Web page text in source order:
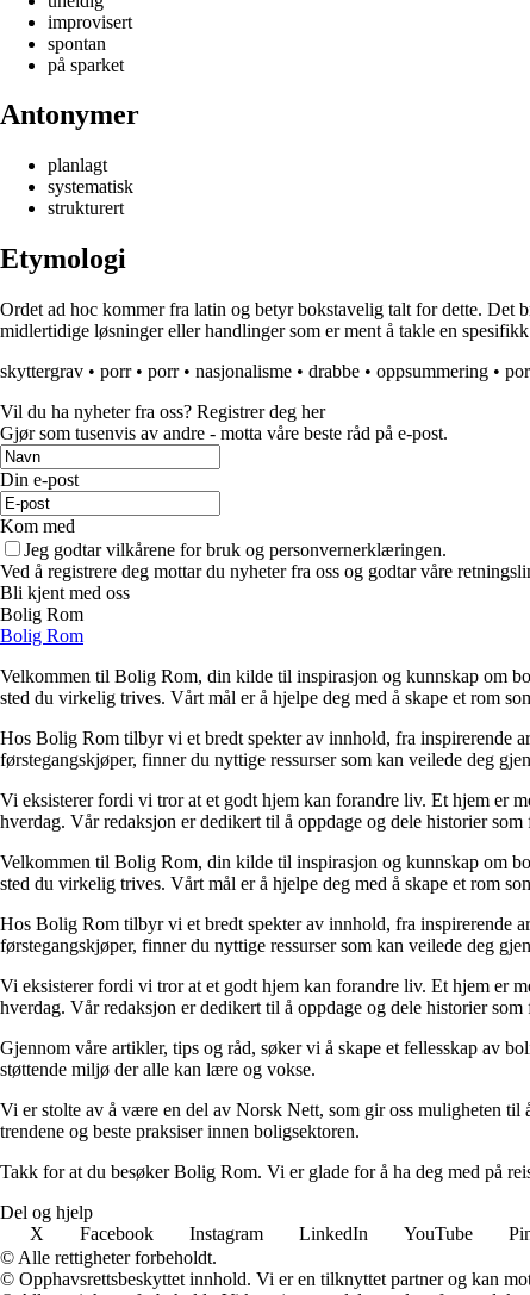
improvisert
spontan
på sparket
Antonymer
planlagt
systematisk
strukturert
Etymologi
Ordet ad hoc kommer fra latin og betyr bokstavelig talt for dette. Det
midlertidige løsninger eller handlinger som er ment å takle en
skyttergrav • porr• porr• nasjonalisme • drabbe • oppsummering •
Vil du ha nyheter fra oss? Registrer deg her
Gjør som tusenvis av andre - motta våre beste råd på e-post.
Din e-post
Kom med
Jeg godtar vilkårene for bruk og personvernerklæringen.
Ved å registrere deg mottar du nyheter fra oss og godtar våre
Bli kjent med oss
Bolig Rom
Bolig Rom
Velkommen til Bolig Rom, din kilde til inspirasjon og kunnskap om
sted du virkelig trives. Vårt mål er å hjelpe deg med å skape et rom
Hos Bolig Rom tilbyr vi et bredt spekter av innhold, fra inspirerende
førstegangskjøper, finner du nyttige ressurser som kan veilede deg
Vi eksisterer fordi vi tror at et godt hjem kan forandre liv. Et hjem er
hverdag. Vår redaksjon er dedikert til å oppdage og dele historier
Velkommen til Bolig Rom, din kilde til inspirasjon og kunnskap om
sted du virkelig trives. Vårt mål er å hjelpe deg med å skape et rom
Hos Bolig Rom tilbyr vi et bredt spekter av innhold, fra inspirerende
førstegangskjøper, finner du nyttige ressurser som kan veilede deg
Vi eksisterer fordi vi tror at et godt hjem kan forandre liv. Et hjem er
hverdag. Vår redaksjon er dedikert til å oppdage og dele historier
Gjennom våre artikler, tips og råd, søker vi å skape et fellesskap av
støttende miljø der alle kan lære og vokse.
Vi er stolte av å være en del av Norsk Nett, som gir oss muligheten til
trendene og beste praksiser innen boligsektoren.
Takk for at du besøker Bolig Rom. Vi er glade for å ha deg med på
Del og hjelp
X
Facebook Instagram LinkedIn YouTube
© Alle rettigheter forbeholdt.
© Opphavsrettsbeskyttet innhold. Vi er en tilknyttet partner og kan